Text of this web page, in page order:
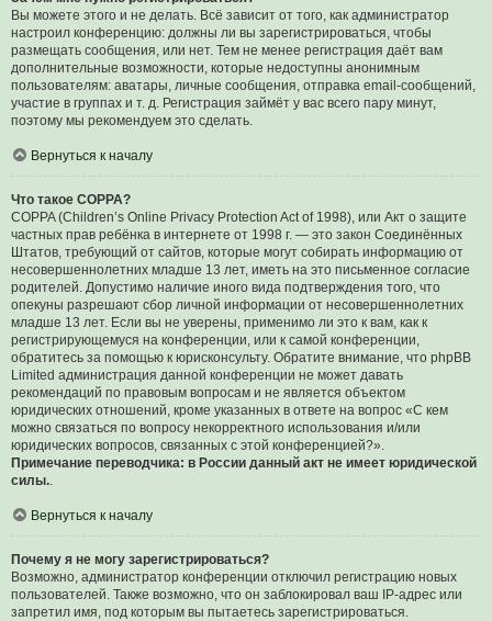
Вы можете этого и не делать. Всё зависит от того, как администратор
настроил конференцию: должны ли вы зарегистрироваться, чтобы
размещать сообщения, или нет. Тем не менее регистрация даёт вам
дополнительные возможности, которые недоступны анонимным
пользователям: аватары, личные сообщения, отправка email-сообщений,
участие в группах и т. д. Регистрация займёт у вас всего пару минут,
поэтому мы рекомендуем это сделать.
Вернуться к началу
Что такое COPPA?
COPPA (Children’s Online Privacy Protection Act of 1998), или Акт о защите
частных прав ребёнка в интернете от 1998 г. — это закон Соединённых
Штатов, требующий от сайтов, которые могут собирать информацию от
несовершеннолетних младше 13 лет, иметь на это письменное согласие
родителей. Допустимо наличие иного вида подтверждения того, что
опекуны разрешают сбор личной информации от несовершеннолетних
младше 13 лет. Если вы не уверены, применимо ли это к вам, как к
регистрирующемуся на конференции, или к самой конференции,
обратитесь за помощью к юрисконсульту. Обратите внимание, что phpBB
Limited администрация данной конференции не может давать
рекомендаций по правовым вопросам и не является объектом
юридических отношений, кроме указанных в ответе на вопрос «С кем
можно связаться по вопросу некорректного использования и/или
юридических вопросов, связанных с этой конференцией?».
Примечание переводчика: в России данный акт не имеет юридической
силы..
Вернуться к началу
Почему я не могу зарегистрироваться?
Возможно, администратор конференции отключил регистрацию новых
пользователей. Также возможно, что он заблокировал ваш IP-адрес или
запретил имя, под которым вы пытаетесь зарегистрироваться.